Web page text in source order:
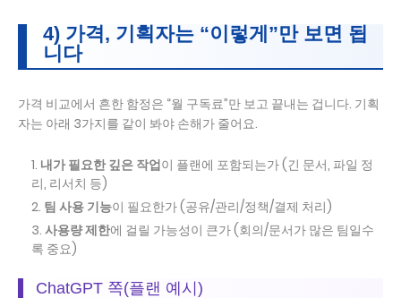
4) 가격, 기획자는 “이렇게”만 보면 됩
니다
가격 비교에서 흔한 함정은 “월 구독료”만 보고 끝내는 겁니다. 기획
자는 아래 3가지를 같이 봐야 손해가 줄어요.
내가 필요한 깊은 작업이 플랜에 포함되는가 (긴 문서, 파일 정
리, 리서치 등)
팀 사용 기능이 필요한가 (공유/관리/정책/결제 처리)
사용량 제한에 걸릴 가능성이 큰가 (회의/문서가 많은 팀일수
록 중요)
ChatGPT 쪽(플랜 예시)